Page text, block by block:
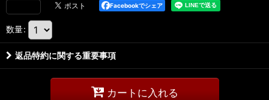
Facebookでシェア
数量:
返品特約に関する重要事項
カートに入れる